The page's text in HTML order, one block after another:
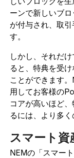
ーンで新しいブ
が付与され、取
す。
しかし、それだ
ると、特典を受
ことができます
用してお客様の
コアが高いほど
るには、より多
スマート
NEMの「スマー